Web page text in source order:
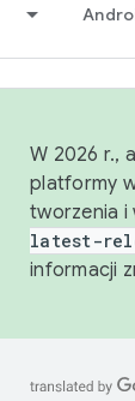
W 2026 r.,
platformy
tworzenia i
latest-
informacji